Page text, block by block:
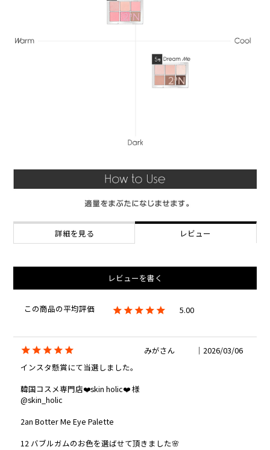
詳細を見る レビュー
5.00
みが
2026/03/06
インスタ懸賞にて当選しました。
韓国コスメ専門店❤️skin holic❤️ 様
@skin_holic
2an Botter Me Eye Palette
12 バブルガムのお色を選ばせて頂きました🌸
レビューを書く